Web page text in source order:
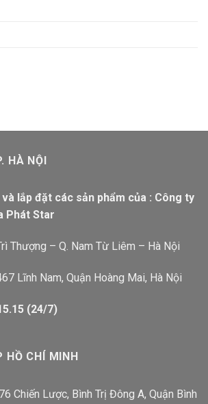
HÀ NỘI
lắp đặt các sản phẩm của : Công ty
Phát Star
Thượng – Q. Nam Từ Liêm – Hà Nội
Lĩnh Nam, Quận Hoàng Mai, Hà Nội
(24/7)
HỒ CHÍ MINH
Chiến Lược, Bình Trị Đông A, Quận Bình